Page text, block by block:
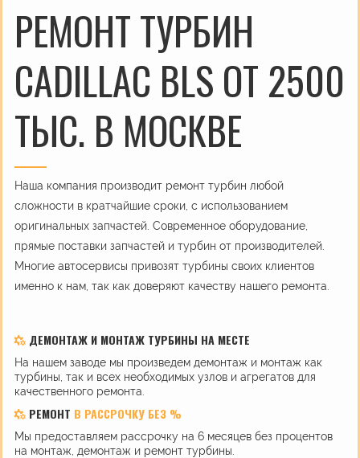
РЕМОНТ ТУРБИН
CADILLAC BLS ОТ 2500
ТЫС. В МОСКВЕ
Наша компания производит ремонт турбин любой
сложности в кратчайшие сроки, с использованием
оригинальных запчастей. Современное оборудование,
прямые поставки запчастей и турбин от производителей.
Многие автосервисы привозят турбины своих клиентов
именно к нам, так как доверяют качеству нашего ремонта.
ДЕМОНТАЖ И МОНТАЖ ТУРБИНЫ НА МЕСТЕ
На нашем заводе мы произведем демонтаж и монтаж как
турбины, так и всех необходимых узлов и агрегатов для
качественного ремонта.
РЕМОНТ В РАССРОЧКУ БЕЗ %
Мы предоставляем рассрочку на 6 месяцев без процентов
на монтаж, демонтаж и ремонт турбины.